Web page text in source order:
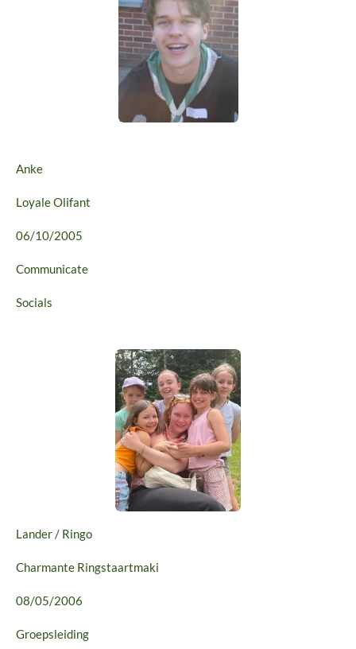
Anke
Loyale Olifant
06/10/2005
Communicate
Socials
Lander / Ringo
Charmante Ringstaartmaki
08/05/2006
Groepsleiding